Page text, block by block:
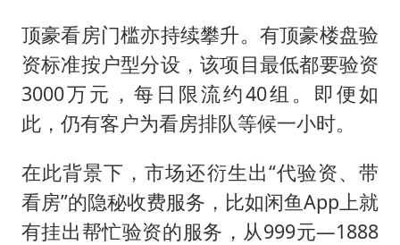
顶豪看房门槛亦持续攀升。有顶豪楼盘验
资标准按户型分设，该项目最低都要验资
3000万元，每日限流约40组。即便如
此，仍有客户为看房排队等候一小时。
在此背景下，市场还衍生出“代验资、带
看房”的隐秘收费服务，比如闲鱼App上就
有挂出帮忙验资的服务，从999元—1888